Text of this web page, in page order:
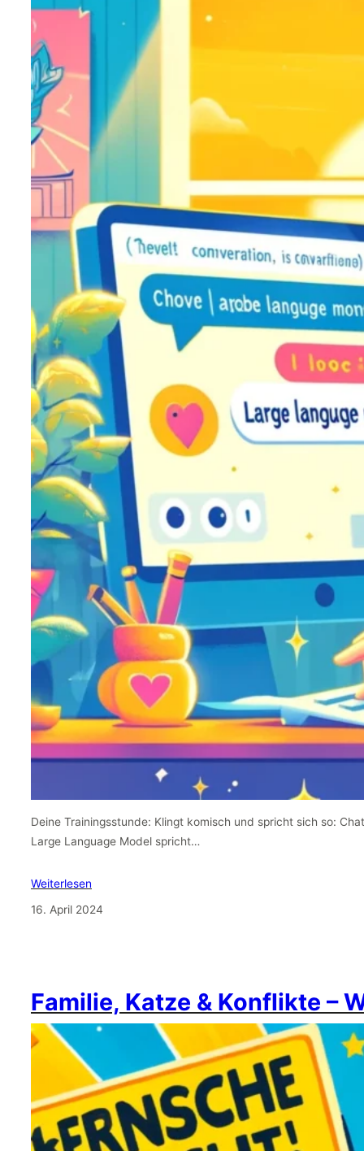
Deine Trainingsstunde: Klingt komisch und spricht sich so:
Large Language Model spricht…
Weiterlesen
16. April 2024
Familie, Katze & Konflikte –